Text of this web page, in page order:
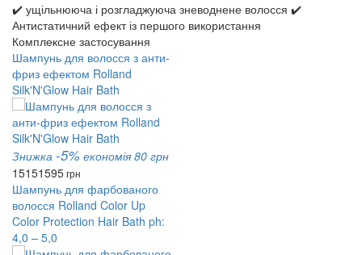
✔️ ущільнююча і розгладжуюча зневоднене волосся ✔️
Антистатичний ефект із першого використання
Комплексне застосування
Шампунь для волосся з анти-
фриз ефектом Rolland
Silk'N'Glow Hair Bath
Знижка -5% економія 80 грн
15151595грн
Шампунь для фарбованого
волосся Rolland Color Up
Color Protection Hair Bath ph:
4,0 – 5,0